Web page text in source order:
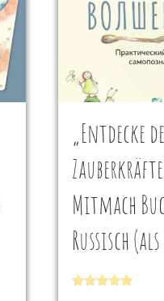
„Entdecke
Mitmach
Russisch (als